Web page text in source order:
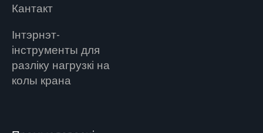
Кантакт
Інтэрнэт-
інструменты для
разліку нагрузкі на
колы крана